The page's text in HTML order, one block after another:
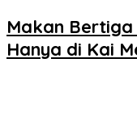
Makan
Hanya di Kai